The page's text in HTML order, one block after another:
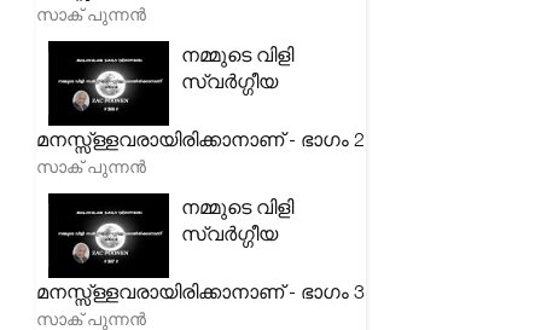
സാക് പുന്നൻ
നമ്മുടെ വിളി
സ്വർഗ്ഗീയ
മനസ്സ്ള്ളവരായിരിക്കാനാണ് - ഭാഗം 2
സാക് പുന്നൻ
നമ്മുടെ വിളി
സ്വർഗ്ഗീയ
മനസ്സ്ള്ളവരായിരിക്കാനാണ് - ഭാഗം 3
സാക് പുന്നൻ